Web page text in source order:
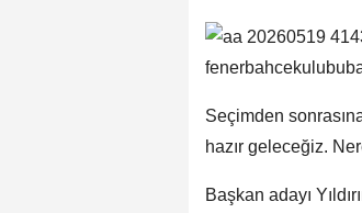
Seçimden
hazır geleceğiz.
Başkan adayı